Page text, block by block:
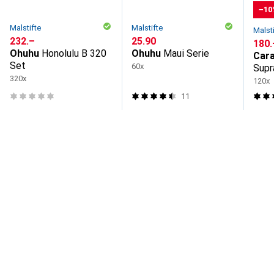
Malstifte
CHF
232.–
Ohuhu Honolulu B 320
Set
320x
Malstifte
CHF
25.90
Ohuhu Maui Serie
60x
11
CHF
120x